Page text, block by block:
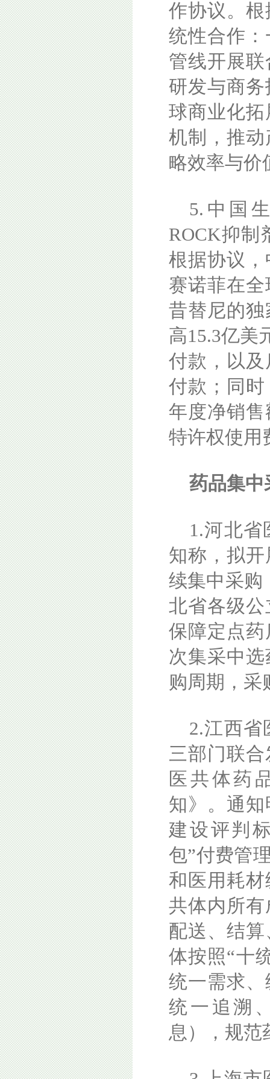
作协议。
统性合作
管线开展
研发与商
球商业化
机制，推
略效率与价
5.中国
ROCK抑制
根据协议
赛诺菲在
昔替尼的
高15.3亿美
付款，以
付款；同
年度净销
特许权使用
药品集中
1.河北省
知称，拟
续集中采购
北省各级
保障定点
次集采中
购周期，采
2.江西省
三部门联
医共体药
知》。通
建设评判
包”付费管
和医用耗
共体内所
配送、结
体按照“十
统一需求
统一追溯
息），规范